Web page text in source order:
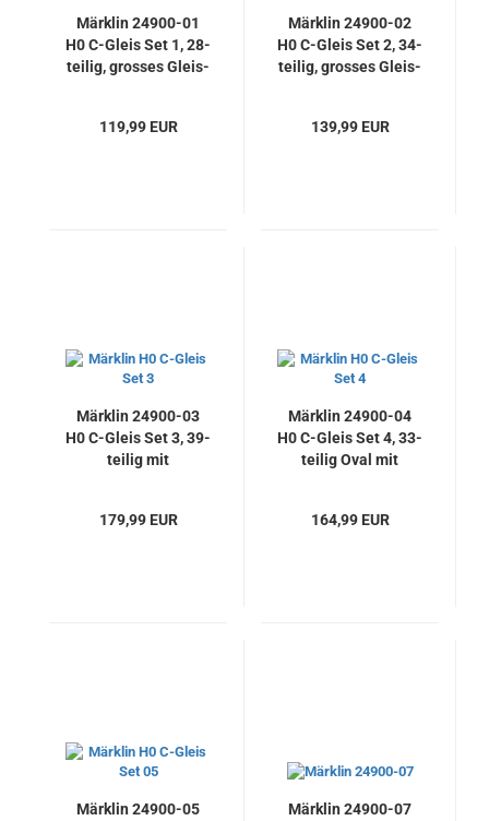
Märklin 24900-01
H0 C-Gleis Set 1, 28-
teilig, grosses Gleis-
119,99 EUR
Märklin 24900-02
H0 C-Gleis Set 2, 34-
teilig, grosses Gleis-
139,99 EUR
Märklin 24900-03
H0 C-Gleis Set 3, 39-
teilig mit
179,99 EUR
Märklin 24900-04
H0 C-Gleis Set 4, 33-
teilig Oval mit
164,99 EUR
Märklin 24900-05
Märklin 24900-07